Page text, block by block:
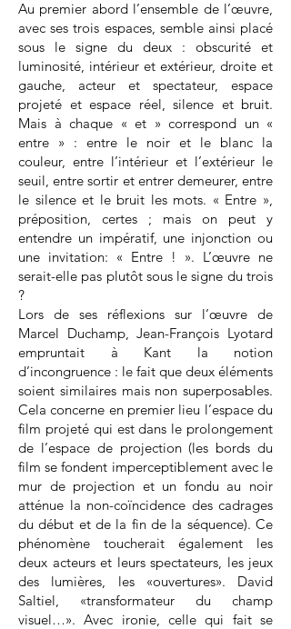
Au premier abord l’ensemble de l’œuvre,
avec ses trois espaces, semble ainsi placé
sous le signe du deux : obscurité et
luminosité, intérieur et extérieur, droite et
gauche, acteur et spectateur, espace
projeté et espace réel, silence et bruit.
Mais à chaque « et » correspond un «
entre » : entre le noir et le blanc la
couleur, entre l’intérieur et l’extérieur le
seuil, entre sortir et entrer demeurer, entre
le silence et le bruit les mots. « Entre »,
préposition, certes ; mais on peut y
entendre un impératif, une injonction ou
une invitation: « Entre ! ». L’œuvre ne
serait-elle pas plutôt sous le signe du trois
?
Lors de ses réflexions sur l’œuvre de
Marcel Duchamp, Jean-François Lyotard
empruntait à Kant la notion
d’incongruence : le fait que deux éléments
soient similaires mais non superposables.
Cela concerne en premier lieu l’espace du
film projeté qui est dans le prolongement
de l’espace de projection (les bords du
film se fondent imperceptiblement avec le
mur de projection et un fondu au noir
atténue la non-coïncidence des cadrages
du début et de la fin de la séquence). Ce
phénomène toucherait également les
deux acteurs et leurs spectateurs, les jeux
des lumières, les «ouvertures». David
Saltiel, «transformateur du champ
visuel…». Avec ironie, celle qui fait se